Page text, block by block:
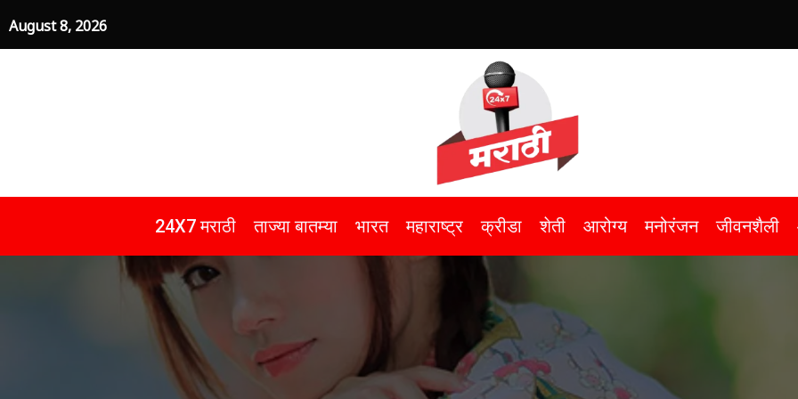
Skip
to
August 8, 2026
24X7 मराठी ताज्या बातम्या भारत महाराष्ट्र क्रीडा शेती आरोग्य मनोरंजन जीवनशैली